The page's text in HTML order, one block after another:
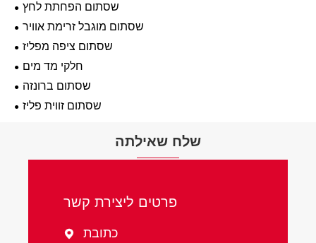
שסתום הפחתת לחץ
שסתום מוגבל זרימת אוויר
שסתום ציפה מפליז
חלקי מד מים
שסתום ברונזה
שסתום זווית פליז
שלח שאילתה
פרטים ליצירת קשר
 כתובת